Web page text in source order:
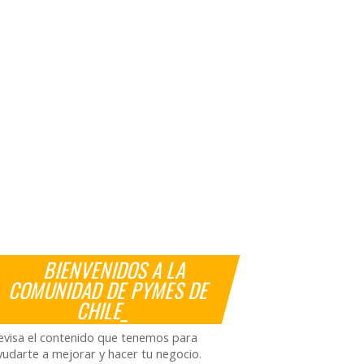
BIENVENIDOS A LA
COMUNIDAD DE PYMES DE
CHILE_
el contenido que tenemos para
a mejorar y hacer tu negocio.